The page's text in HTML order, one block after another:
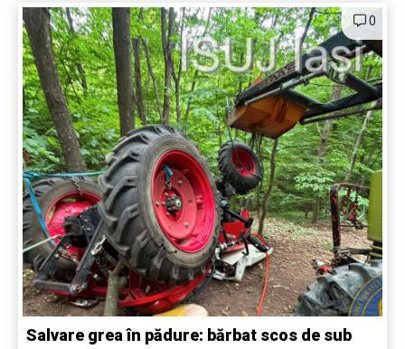
0
Salvare grea în pădure: bărbat scos de sub